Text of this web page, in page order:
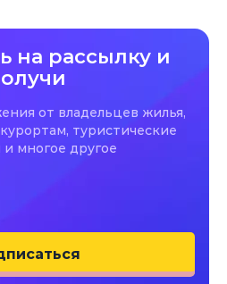
на рассылку и
от владельцев жилья,
туристические
и многое другое